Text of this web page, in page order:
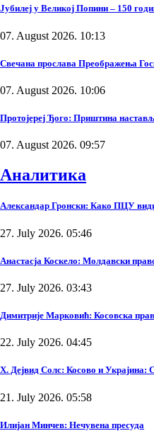
Јубилеј у Великој Попини – 150
07. August 2026. 10:13
Свечана прослава Преображења
07. August 2026. 10:06
Протојереј Ђого: Приштина
07. August 2026. 09:57
Аналитика
Александар Гронски: Како ПЦУ види
27. July 2026. 05:46
Анастасја Коскело: Молдавски
27. July 2026. 03:43
Димитрије Марковић: Косовска
22. July 2026. 04:45
Х. Дејвид Солс: Косово и Украјина:
21. July 2026. 05:58
Илијан Минчев: Нечувена пресуда